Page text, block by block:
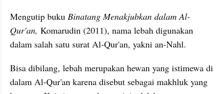
Mengutip buku Binatang Menakjubkan dalam Al-
Qur'an, Komarudin (2011), nama lebah digunakan
dalam salah satu surat Al-Qur'an, yakni an-Nahl.
Bisa dibilang, lebah merupakan hewan yang istimewa di
dalam Al-Qur'an karena disebut sebagai makhluk yang